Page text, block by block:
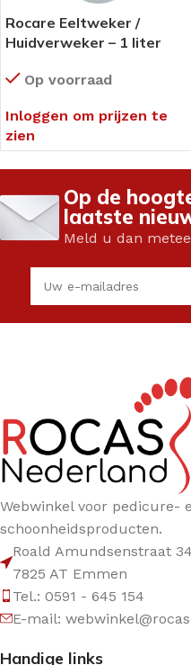
Rocare Eeltweker /
Huidverweker – 1 liter
Op voorraad
Inloggen om prijzen te
zien
Op de
laatste
Meld u dan
Webwinkel voor pedicure-
schoonheidsproducten.
Roald Amundsenstraat 34
7825 AT Emmen
Tel.: 0591 - 645 154
E-mail:
Handige links